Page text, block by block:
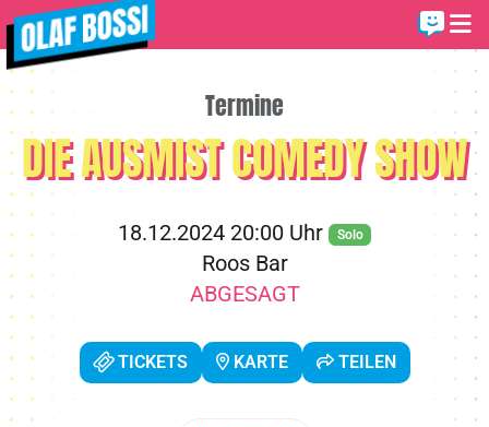
Termine
DIE AUSMIST COMEDY SHOW
18.12.2024 20:00 Uhr Solo
Roos Bar
ABGESAGT
TICKETS KARTE TEILEN